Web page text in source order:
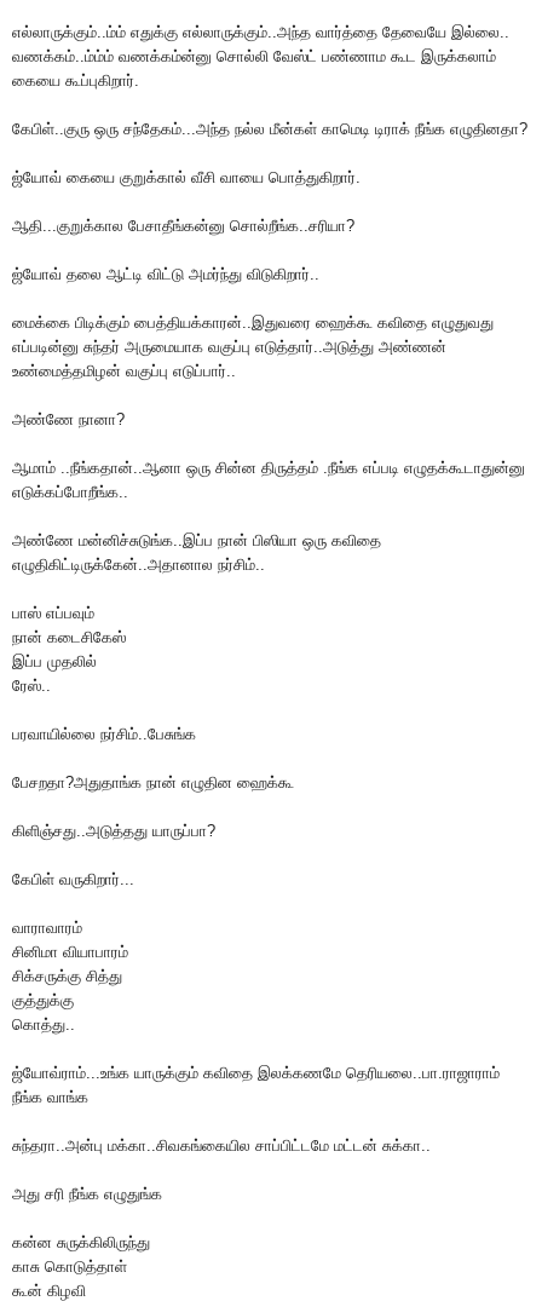
எல்லாருக்கும்..ம்ம் எதுக்கு எல்லாருக்கும்..அந்த வார்த்தை தேவையே இல்லை..
வணக்கம்..ம்ம்ம் வணக்கம்ன்னு சொல்லி வேஸ்ட் பண்ணாம கூட இருக்கலாம்
கையை கூப்புகிறார்.
கேபிள்..குரு ஒரு சந்தேகம்...அந்த நல்ல மீன்கள் காமெடி டிராக் நீங்க எழுதினதா?
ஜ்யோவ் கையை குறுக்கால் வீசி வாயை பொத்துகிறார்.
ஆதி...குறுக்கால பேசாதீங்கன்னு சொல்றீங்க..சரியா?
ஜ்யோவ் தலை ஆட்டி விட்டு அமர்ந்து விடுகிறார்..
மைக்கை பிடிக்கும் பைத்தியக்காரன்..இதுவரை ஹைக்கூ கவிதை எழுதுவது
எப்படின்னு சுந்தர் அருமையாக வகுப்பு எடுத்தார்..அடுத்து அண்ணன்
உண்மைத்தமிழன் வகுப்பு எடுப்பார்..
அண்ணே நானா?
ஆமாம் ..நீங்கதான்..ஆனா ஒரு சின்ன திருத்தம் .நீங்க எப்படி எழுதக்கூடாதுன்னு
எடுக்கப்போறீங்க..
அண்ணே மன்னிச்சுடுங்க..இப்ப நான் பிஸியா ஒரு கவிதை
எழுதிகிட்டிருக்கேன்..அதானால நர்சிம்..
பாஸ் எப்பவும்
நான் கடைசிகேஸ்
இப்ப முதலில்
ரேஸ்..
பரவாயில்லை நர்சிம்..பேசுங்க
பேசறதா?அதுதாங்க நான் எழுதின ஹைக்கூ
கிளிஞ்சது..அடுத்தது யாருப்பா?
கேபிள் வருகிறார்...
வாராவாரம்
சினிமா வியாபாரம்
சிக்சருக்கு சித்து
குத்துக்கு
கொத்து..
ஜ்யோவ்ராம்...உங்க யாருக்கும் கவிதை இலக்கணமே தெரியலை..பா.ராஜாராம்
நீங்க வாங்க
சுந்தரா..அன்பு மக்கா..சிவகங்கையில சாப்பிட்டமே மட்டன் சுக்கா..
அது சரி நீங்க எழுதுங்க
கன்ன சுருக்கிலிருந்து
காசு கொடுத்தாள்
கூன் கிழவி